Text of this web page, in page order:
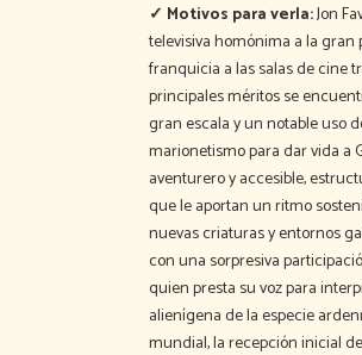
✓ Motivos para verla:Jon
televisiva homónima a la
franquicia a las salas de cine
principales méritos se
gran escala y un notable uso
marionetismo para dar vida a
aventurero y accesible,
que le aportan un ritmo
nuevas criaturas y entornos
con una sorpresiva
quien presta su voz para
alienígena de la especie
mundial, la recepción inicial